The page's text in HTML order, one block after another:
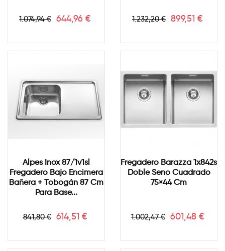
Precio
1.074,94 € Precio
644,96 € Precio
1.232,20 € Precio
899,51 €
Alpes Inox 87/1v1sl
Fregadero Bajo Encimera
Bañera + Tobogán 87 Cm
Para Base...
Precio
841,80 € Precio
614,51 €
Fregadero Barazza 1x842s
Doble Seno Cuadrado
75×44 Cm
Precio
1.002,47 € Precio
601,48 €